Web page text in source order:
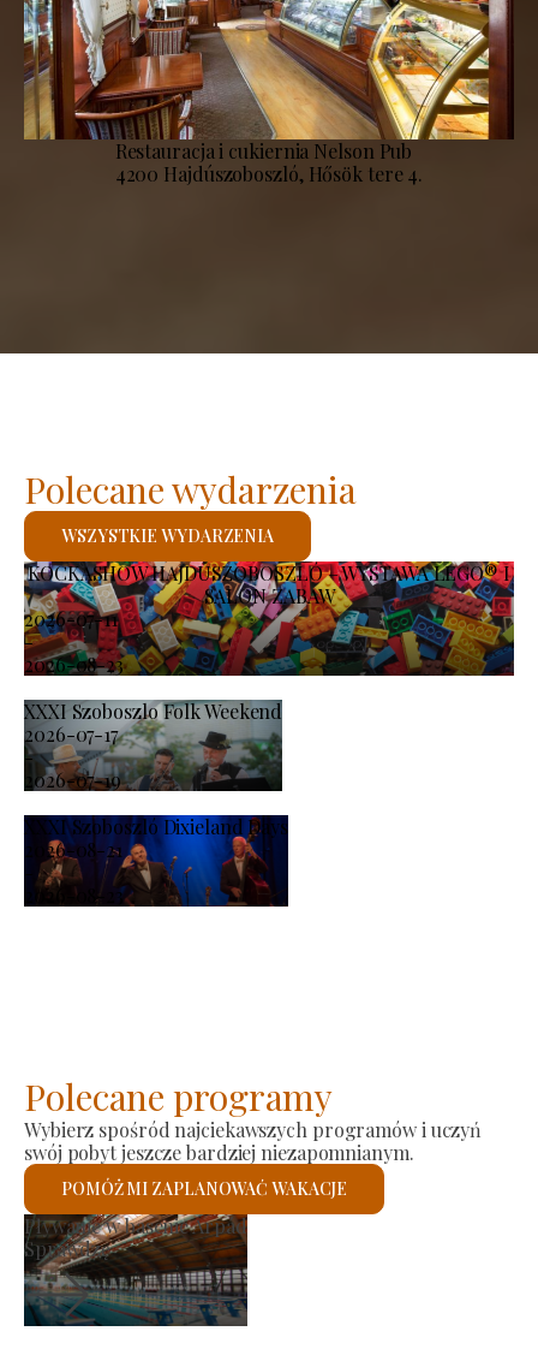
Restauracja i cukiernia Nelson Pub
4200 Hajdúszoboszló, Hősök tere 4.
KOCKASHOW HAJDÚSZOBOSZLÓ – WYSTAWA LEGO® I
SALON ZABAW
2026-07-11
-
2026-08-23
XXXI Szoboszlo Folk Weekend
2026-07-17
-
2026-07-19
XXXI Szoboszló Dixieland Days
2026-08-21
-
2026-08-23
Polecane wydarzenia
WSZYSTKIE WYDARZENIA
Polecane programy
Wybierz spośród najciekawszych programów i uczyń
swój pobyt jeszcze bardziej niezapomnianym.
POMÓŻ MI ZAPLANOWAĆ WAKACJE
Rynek producenta
Sprawdzę